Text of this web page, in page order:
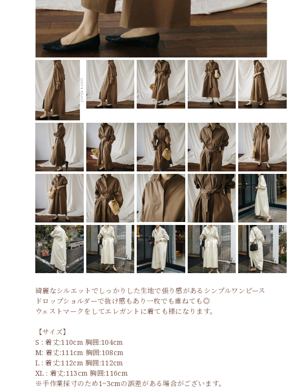
綺麗なシルエットでしっかりした生地で張り感があるシンプルワンピース
ドロップショルダーで抜け感もあり一枚でも重ねても◎
ウェストマークをしてエレガントに着ても様になります。
【サイズ】
S : 着丈:110cm 胸囲:104cm
M: 着丈:111cm 胸囲:108cm
L : 着丈:112cm 胸囲:112cm
XL : 着丈:113cm 胸囲:116cm
※手作業採寸のため1~3cmの誤差がある場合がございます。